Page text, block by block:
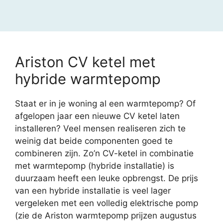
Ariston CV ketel met
hybride warmtepomp
Staat er in je woning al een warmtepomp? Of
afgelopen jaar een nieuwe CV ketel laten
installeren? Veel mensen realiseren zich te
weinig dat beide componenten goed te
combineren zijn. Zo’n CV-ketel in combinatie
met warmtepomp (hybride installatie) is
duurzaam heeft een leuke opbrengst. De prijs
van een hybride installatie is veel lager
vergeleken met een volledig elektrische pomp
(zie de Ariston warmtepomp prijzen augustus